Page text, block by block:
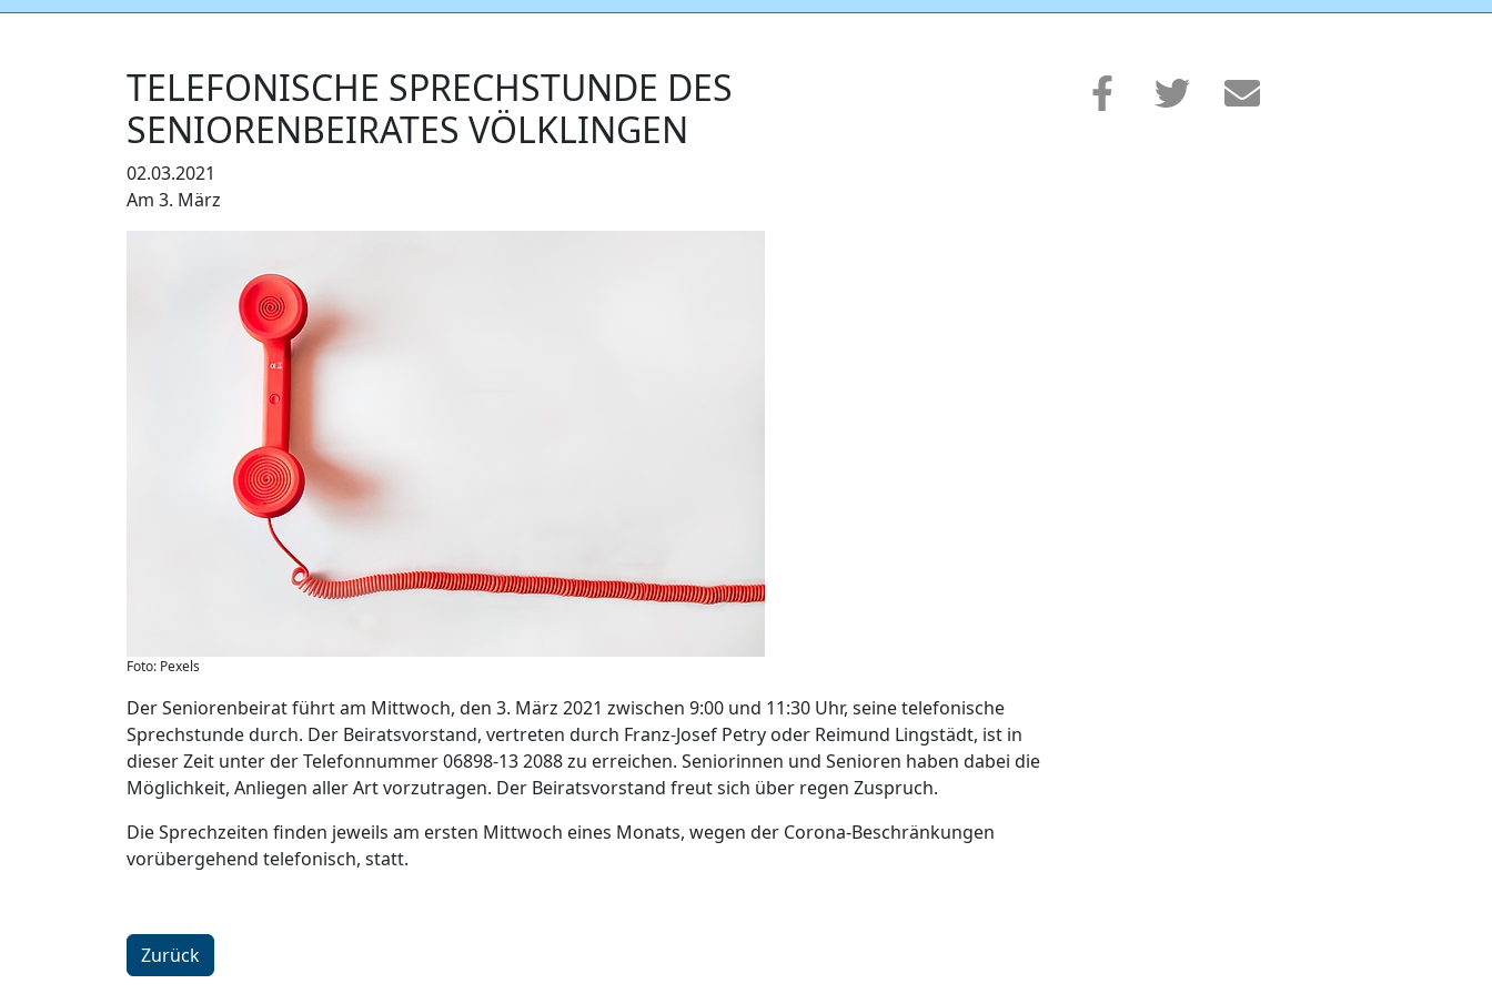
TELEFONISCHE SPRECHSTUNDE DES
SENIORENBEIRATES VÖLKLINGEN
02.03.2021
Am 3. März
Foto: Pexels
Der Seniorenbeirat führt am Mittwoch, den 3. März 2021 zwischen 9:00 und 11:30 Uhr, seine telefonische
Sprechstunde durch. Der Beiratsvorstand, vertreten durch Franz-Josef Petry oder Reimund Lingstädt, ist in
dieser Zeit unter der Telefonnummer 06898-13 2088 zu erreichen. Seniorinnen und Senioren haben dabei die
Möglichkeit, Anliegen aller Art vorzutragen. Der Beiratsvorstand freut sich über regen Zuspruch.
Die Sprechzeiten finden jeweils am ersten Mittwoch eines Monats, wegen der Corona-Beschränkungen
vorübergehend telefonisch, statt.
Zurück